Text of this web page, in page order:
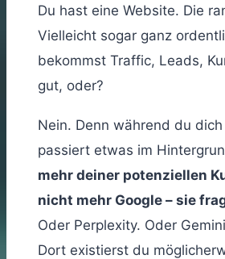
Du hast eine Website. Die
Vielleicht sogar ganz
bekommst Traffic, Leads,
gut, oder?
Nein. Denn während du
passiert etwas im
mehr deiner potenziellen
nicht mehr Google – sie
Oder Perplexity. Oder
Dort existierst du